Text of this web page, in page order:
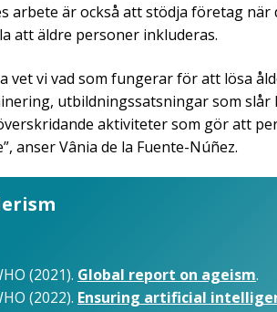
arbete är också att stödja företag
att äldre personer inkluderas.
vet vi vad som fungerar för att lösa
utbildningssatsningar som
aktiviteter som gör att
anser Vânia de la Fuente-Núñez.
(2021). Global report on ageism.
(2022). Ensuring artificial